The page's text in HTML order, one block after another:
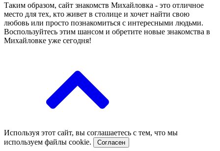
Таким образом, сайт знакомств Михайловка - это отличное
место для тех, кто живет в столице и хочет найти свою
любовь или просто познакомиться с интересными людьми.
Воспользуйтесь этим шансом и обретите новые знакомства в
Михайловке уже сегодня!
Используя этот сайт, вы соглашаетесь с тем, что мы
используем файлы cookie.
Согласен